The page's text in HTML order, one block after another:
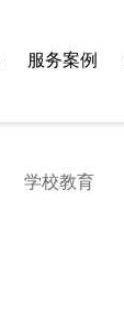
服务案例
学校教育